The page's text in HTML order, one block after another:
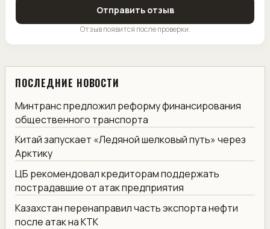
Отправить отзыв
Отзыв появится после проверки.
ПОСЛЕДНИЕ НОВОСТИ
Минтранс предложил реформу финансирования
общественного транспорта
Китай запускает «Ледяной шелковый путь» через
Арктику
ЦБ рекомендовал кредиторам поддержать
пострадавшие от атак предприятия
Казахстан перенаправил часть экспорта нефти
после атак на КТК